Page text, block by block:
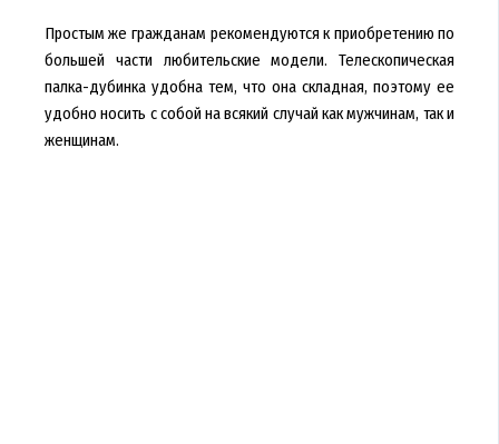
Простым же гражданам рекомендуются к приобретению по
большей части любительские модели. Телескопическая
палка-дубинка удобна тем, что она складная, поэтому ее
удобно носить с собой на всякий случай как мужчинам, так и
женщинам.